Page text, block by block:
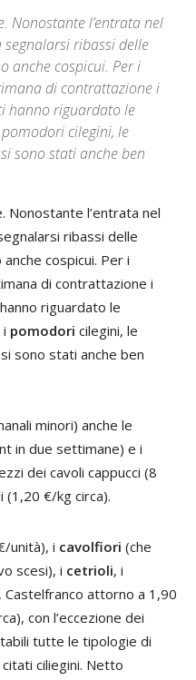
Nonostante l’entrata nel
ribassi delle
anche cospicui. Per i
di contrattazione i
hanno riguardato le
cilegini, le
sono stati anche ben
l’entrata nel
ribassi delle
cospicui. Per i
di contrattazione i
riguardato le
i pomodori cilegini, le
sono stati anche ben
minori) anche le
in due settimane) e i
dei cavoli cappucci (8
(1,20 €/kg circa).
unità), i cavolfiori (che
scesi), i cetrioli, i
Castelfranco attorno a 1,90
con l’eccezione dei
tutte le tipologie di
ciliegini. Netto